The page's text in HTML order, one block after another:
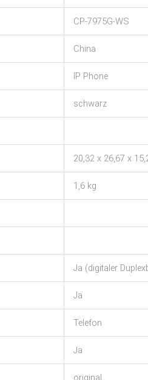
CP-7975G-WS
China
IP Phone
schwarz
20,32 x 26,67 x
1,6 kg
Ja (digitaler
Ja
Telefon
Ja
original